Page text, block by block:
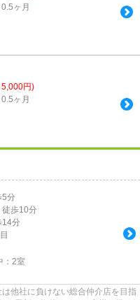
ヶ月
円)
ヶ月
5分
徒歩10分
14分
2室
他社に負けない総合仲介店を目指